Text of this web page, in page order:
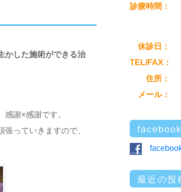
かした施術ができる治
謝×感謝です。
っていきますので、
診療時間：
休診日：
TEL/FAX：
住所：
メール：
facebook
最近の投